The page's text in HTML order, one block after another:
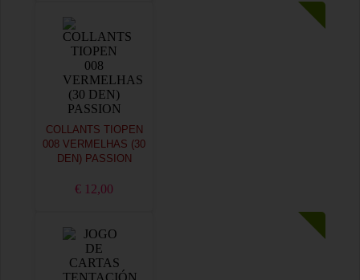
COLLANTS TIOPEN
008 VERMELHAS (30
DEN) PASSION
€ 12,00